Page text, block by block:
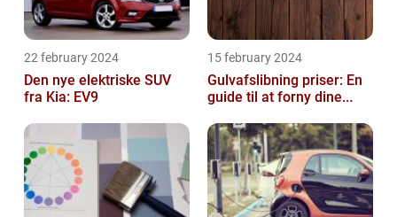
22 february 2024
Den nye elektriske SUV
fra Kia: EV9
15 february 2024
Gulvafslibning priser: En
guide til at forny dine...